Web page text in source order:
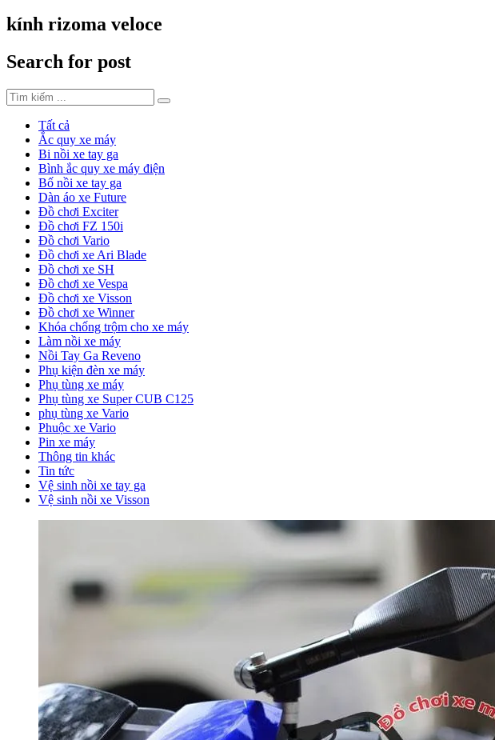
kính rizoma veloce
Search for post
Tất cả
Ắc quy xe máy
Bi nồi xe tay ga
Bình ắc quy xe máy điện
Bố nồi xe tay ga
Dàn áo xe Future
Đồ chơi Exciter
Đồ chơi FZ 150i
Đồ chơi Vario
Đồ chơi xe Ari Blade
Đồ chơi xe SH
Đồ chơi xe Vespa
Đồ chơi xe Visson
Đồ chơi xe Winner
Khóa chống trộm cho xe máy
Làm nồi xe máy
Nồi Tay Ga Reveno
Phụ kiện đèn xe máy
Phụ tùng xe máy
Phụ tùng xe Super CUB C125
phụ tùng xe Vario
Phuộc xe Vario
Pin xe máy
Thông tin khác
Tin tức
Vệ sinh nồi xe tay ga
Vệ sinh nồi xe Visson